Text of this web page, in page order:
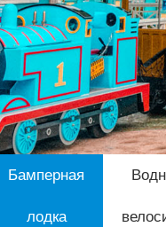
Бамперная
лодка